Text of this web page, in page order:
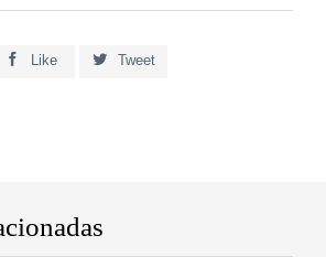
 Like  Tweet